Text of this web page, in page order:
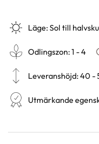
Läge:Sol till
Odlingszon:1 - 4
Leveranshöjd:40 -
Utmärkande